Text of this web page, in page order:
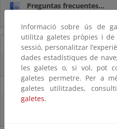
Preguntas frecuentes...
07/08/2025
El censo de aves del Parque Nacional
27/06/2025
La reunión ministerial de OSPAR
Informació sobre ús de
utilitza galetes pròpies i
sessió, personalitzar
dades estadístiques de
les galetes o, si vol, pot
galetes permetre. Per a
galetes utilitzades,
galetes.